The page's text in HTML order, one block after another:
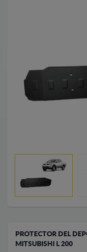
PROTECTOR DEL
MITSUBISHI L 200